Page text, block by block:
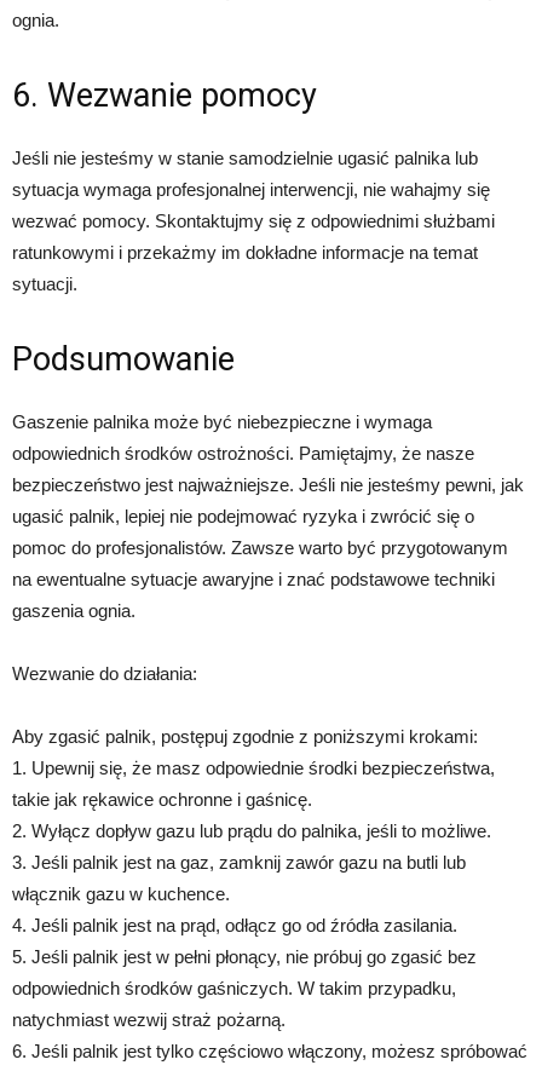
ognia.
6. Wezwanie pomocy
Jeśli nie jesteśmy w stanie samodzielnie ugasić palnika lub
sytuacja wymaga profesjonalnej interwencji, nie wahajmy się
wezwać pomocy. Skontaktujmy się z odpowiednimi służbami
ratunkowymi i przekażmy im dokładne informacje na temat
sytuacji.
Podsumowanie
Gaszenie palnika może być niebezpieczne i wymaga
odpowiednich środków ostrożności. Pamiętajmy, że nasze
bezpieczeństwo jest najważniejsze. Jeśli nie jesteśmy pewni, jak
ugasić palnik, lepiej nie podejmować ryzyka i zwrócić się o
pomoc do profesjonalistów. Zawsze warto być przygotowanym
na ewentualne sytuacje awaryjne i znać podstawowe techniki
gaszenia ognia.
Wezwanie do działania:
Aby zgasić palnik, postępuj zgodnie z poniższymi krokami:
1. Upewnij się, że masz odpowiednie środki bezpieczeństwa,
takie jak rękawice ochronne i gaśnicę.
2. Wyłącz dopływ gazu lub prądu do palnika, jeśli to możliwe.
3. Jeśli palnik jest na gaz, zamknij zawór gazu na butli lub
włącznik gazu w kuchence.
4. Jeśli palnik jest na prąd, odłącz go od źródła zasilania.
5. Jeśli palnik jest w pełni płonący, nie próbuj go zgasić bez
odpowiednich środków gaśniczych. W takim przypadku,
natychmiast wezwij straż pożarną.
6. Jeśli palnik jest tylko częściowo włączony, możesz spróbować